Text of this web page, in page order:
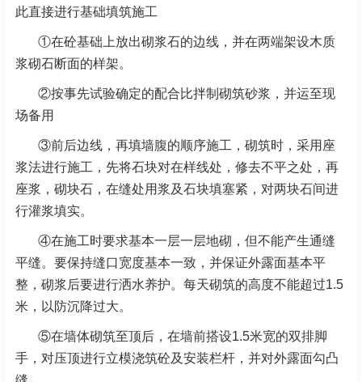
此直接进行基础填筑施工
①在砼基础上放出砌浆石的边线，并在两端架设木质
浆砌石断面的样架。
②按事先试验确定的配合比拌制砌筑砂浆，并运至现
场备用
③前后边线，再填墙腹的顺序施工，砌筑时，采用座
浆法进行施工，先将石块对在样线处，修去不平之处，再
座浆，砌块石，在缝处用浆及石块填塞紧，对两块石间进
行灌浆填实。
④在施工时要求基本一层一层地砌，但不能产生通缝
平缝。要保持缝口宽度基本一致，并保证外露面基本平
整，砌浆后要进行洒水养护。每天砌筑的高度不能超过1.5
米，以防沉降过大。
⑤在墙体砌筑至顶后，在墙前搭设1.5米宽的双排脚
手，对压顶进行立模浇筑砼及安装栏杆，并对外露面勾凸